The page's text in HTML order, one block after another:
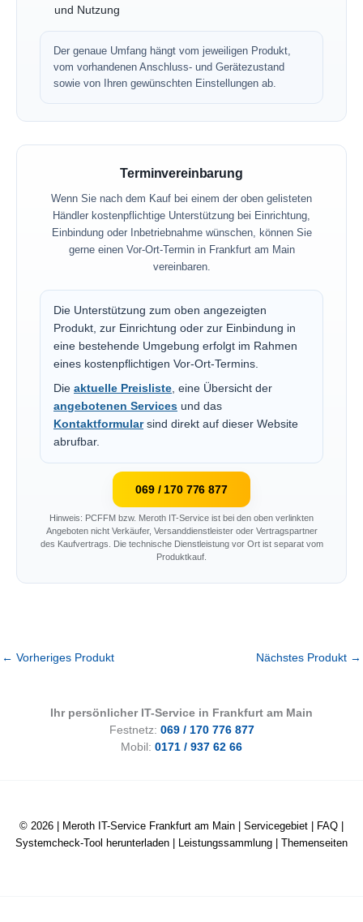
und Nutzung
Der genaue Umfang hängt vom jeweiligen Produkt,
vom vorhandenen Anschluss- und Gerätezustand
sowie von Ihren gewünschten Einstellungen ab.
Terminvereinbarung
Wenn Sie nach dem Kauf bei einem der oben gelisteten
Händler kostenpflichtige Unterstützung bei Einrichtung,
Einbindung oder Inbetriebnahme wünschen, können Sie
gerne einen Vor-Ort-Termin in Frankfurt am Main
vereinbaren.
Die Unterstützung zum oben angezeigten
Produkt, zur Einrichtung oder zur Einbindung in
eine bestehende Umgebung erfolgt im Rahmen
eines kostenpflichtigen Vor-Ort-Termins.
Die aktuelle Preisliste, eine Übersicht der
angebotenen Services und das
Kontaktformularsind direkt auf dieser Website
abrufbar.
069 / 170 776 877
Hinweis: PCFFM bzw. Meroth IT-Service ist bei den oben verlinkten
Angeboten nicht Verkäufer, Versanddienstleister oder Vertragspartner
des Kaufvertrags. Die technische Dienstleistung vor Ort ist separat vom
Produktkauf.
← Vorheriges Produkt Nächstes Produkt →
Ihr persönlicher IT-Service in Frankfurt am Main
Festnetz: 069 / 170 776 877
Mobil: 0171 / 937 62 66
© 2026 | Meroth IT-Service Frankfurt am Main Servicegebiet FAQ
Systemcheck-Tool herunterladen
Leistungssammlung Themenseiten